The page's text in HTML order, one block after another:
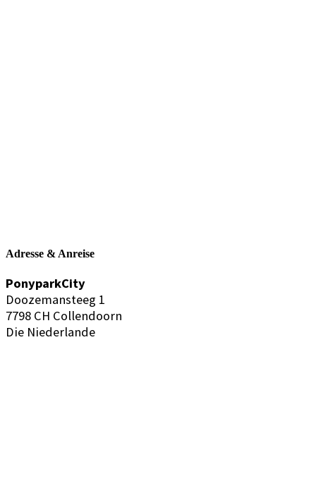
Adresse & Anreise
PonyparkCity
Doozemansteeg 1
7798 CH Collendoorn
Die Niederlande